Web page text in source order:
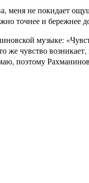
меня не покидает
точнее и бережнее
музыке:
же чувство
поэтому Рахманинов